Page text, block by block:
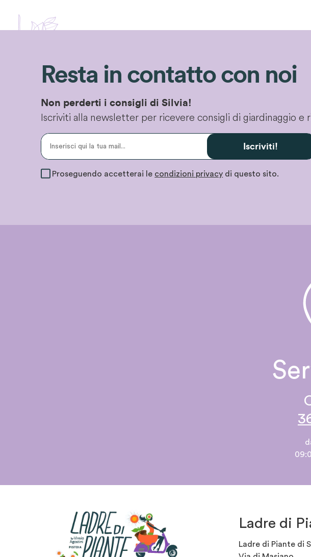
Resta in contatto con noi
Non perderti i consigli di Silvia!
Iscriviti alla newsletter per ricevere consigli di giardinaggio e
Iscriviti!
Proseguendo accetterai le condizioni privacy di questo sito.
Ladre di
Ladre di Piante di